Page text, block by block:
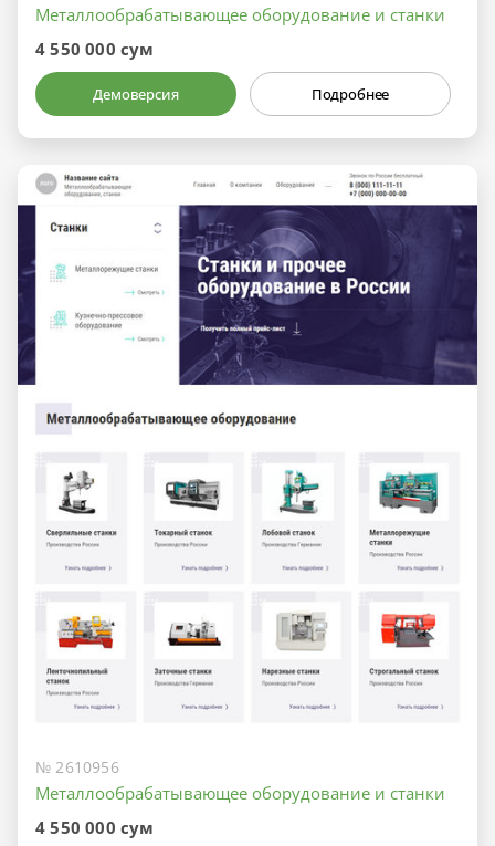
Металлообрабатывающее оборудование и станки
4 550 000 сум
Демоверсия Подробнее
№ 2610956
Металлообрабатывающее оборудование и станки
4 550 000 сум